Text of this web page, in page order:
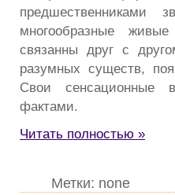
предшественниками
многообразные
связанны друг с
разумных существ,
Свои сенсационные
фактами.
Читать полностью »
Метки: none